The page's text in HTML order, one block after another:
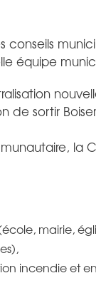
équipe
de sortir
la
mairie,
incendie et